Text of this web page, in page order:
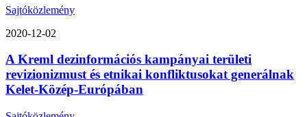
Sajtóközlemény
2020-12-02
A Kreml dezinformációs kampányai területi
revizionizmust és etnikai konfliktusokat generálnak
Kelet-Közép-Európában